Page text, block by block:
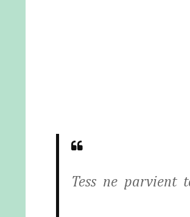
Tess ne